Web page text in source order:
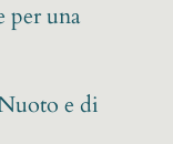
per una
e di